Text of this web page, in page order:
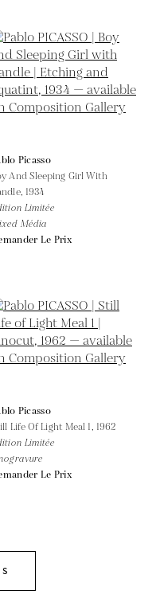
Picasso
And Sleeping Girl With
1934
Limitée
Média
Le Prix
Picasso
Life Of Light Meal 1, 1962
Limitée
Le Prix